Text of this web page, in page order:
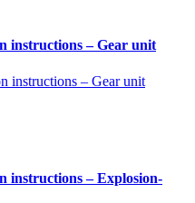
instructions – Gear unit
instructions – Explosion-